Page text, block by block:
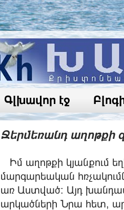
Գլխավոր էջ
Ջերմեռանդ աղոթքի
Իմ աղոթքի կյանքում
մարգարեական
առ Աստված: Այդ
արկածների Նրա հետ,